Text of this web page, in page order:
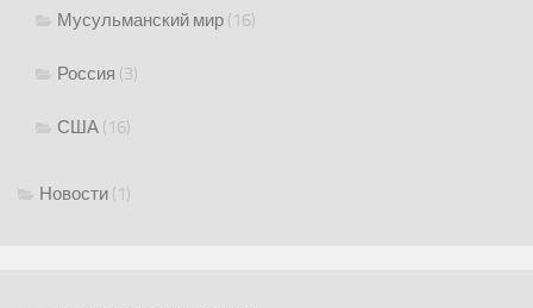
Мусульманский мир (16)
Россия (3)
США (16)
Новости (1)